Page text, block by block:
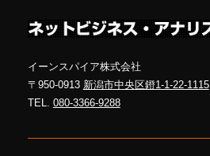
イーンスパイア株式会社
〒950-0913 新潟市中央区鐙1-1-22-1115
TEL. 080-3366-9288